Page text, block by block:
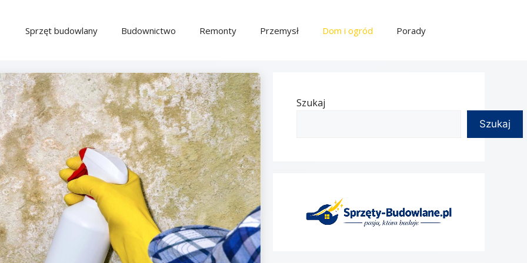
Sprzęt budowlany Budownictwo Remonty Przemysł Dom i ogród Porady
Szukaj
Szukaj